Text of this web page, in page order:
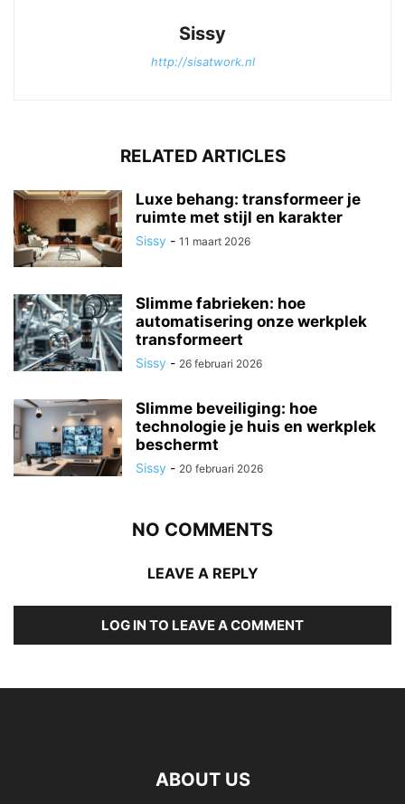
Sissy
http://sisatwork.nl
RELATED ARTICLES
Luxe behang: transformeer je
ruimte met stijl en karakter
Sissy - 11 maart 2026
Slimme fabrieken: hoe
automatisering onze werkplek
transformeert
Sissy - 26 februari 2026
Slimme beveiliging: hoe
technologie je huis en werkplek
beschermt
Sissy - 20 februari 2026
NO COMMENTS
LEAVE A REPLY
LOG IN TO LEAVE A COMMENT
ABOUT US